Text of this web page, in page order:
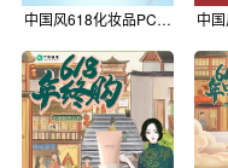
中国风618化妆品PC端促销电商首页